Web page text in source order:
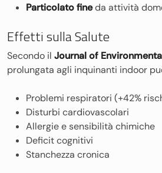
Particolato fineda attività
Effetti sulla Salute
Secondo il Journal of
prolungata agli inquinanti indoor
Problemi respiratori (+42%
Disturbi cardiovascolari
Allergie e sensibilità chimiche
Deficit cognitivi
Stanchezza cronica